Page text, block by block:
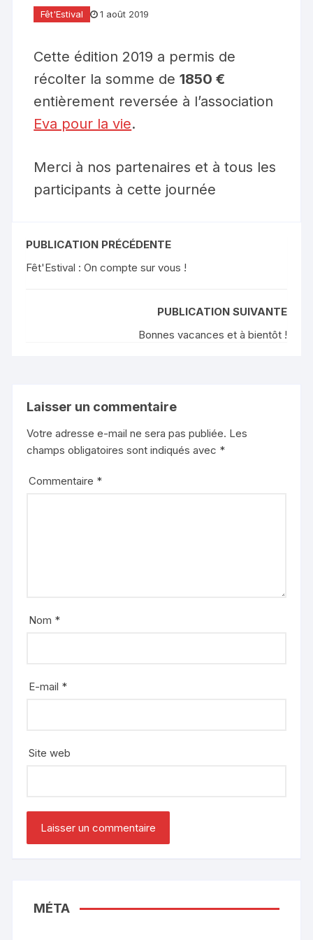
Fêt'Estival 1 août 2019
Cette édition 2019 a permis de
récolter la somme de1850 €
entièrement reversée à l’association
Eva pour la vie.
Merci à nos partenaires et à tous les
participants à cette journée
PUBLICATION PRÉCÉDENTE
Fêt'Estival : On compte sur vous !
PUBLICATION SUIVANTE
Bonnes vacances et à bientôt !
Laisser un commentaire
Votre adresse e-mail ne sera pas publiée. Les
champs obligatoires sont indiqués avec *
Commentaire *
Nom *
E-mail *
Site web
MÉTA